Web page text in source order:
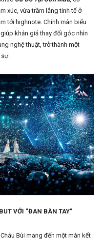
xúc, vừa trầm lắng tinh tế ở
tới highnote. Chính màn biểu
khán giả thay đổi góc nhìn
nghệ thuật, trở thành một
sự.
VỚI “ĐAN BÀN TAY”
Bùi mang đến một màn kết